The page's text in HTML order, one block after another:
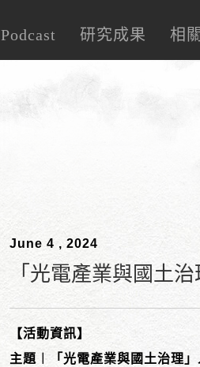
Podcast 研究成果 相
June 4 , 2024
「光電產業與國土
【活動資訊】
主題︱「光電產業與國土治理